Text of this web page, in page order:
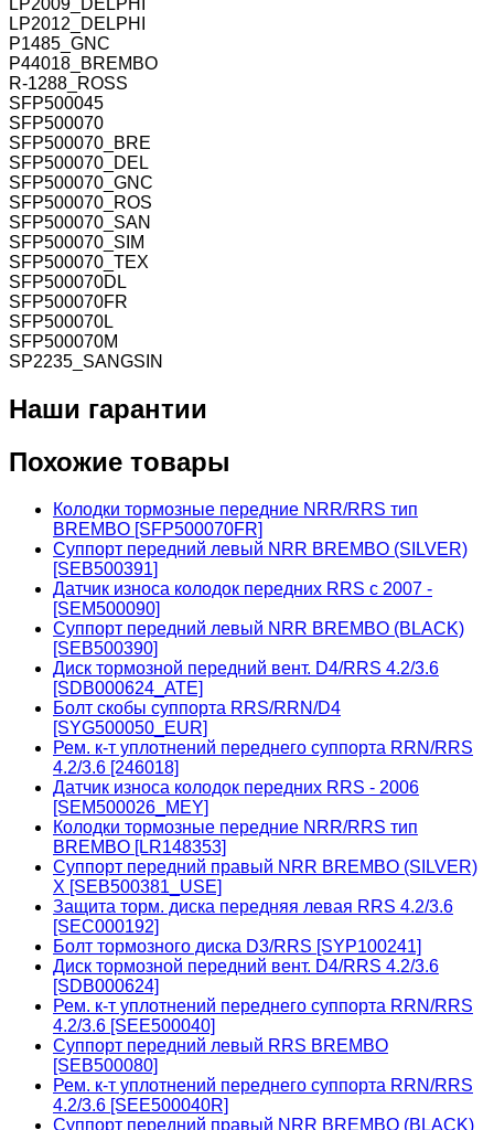
LP2009_DELPHI
LP2012_DELPHI
P1485_GNC
P44018_BREMBO
R-1288_ROSS
SFP500045
SFP500070
SFP500070_BRE
SFP500070_DEL
SFP500070_GNC
SFP500070_ROS
SFP500070_SAN
SFP500070_SIM
SFP500070_TEX
SFP500070DL
SFP500070FR
SFP500070L
SFP500070M
SP2235_SANGSIN
Наши гарантии
Похожие товары
Колодки тормозные передние NRR/RRS тип
BREMBO [SFP500070FR]
Суппорт передний левый NRR BREMBO (SILVER)
[SEB500391]
Датчик износа колодок передних RRS с 2007 -
[SEM500090]
Суппорт передний левый NRR BREMBO (BLACK)
[SEB500390]
Диск тормозной передний вент. D4/RRS 4.2/3.6
[SDB000624_ATE]
Болт скобы суппорта RRS/RRN/D4
[SYG500050_EUR]
Рем. к-т уплотнений переднего суппорта RRN/RRS
4.2/3.6 [246018]
Датчик износа колодок передних RRS - 2006
[SEM500026_MEY]
Колодки тормозные передние NRR/RRS тип
BREMBO [LR148353]
Суппорт передний правый NRR BREMBO (SILVER)
X [SEB500381_USE]
Защита торм. диска передняя левая RRS 4.2/3.6
[SEC000192]
Болт тормозного диска D3/RRS [SYP100241]
Диск тормозной передний вент. D4/RRS 4.2/3.6
[SDB000624]
Рем. к-т уплотнений переднего суппорта RRN/RRS
4.2/3.6 [SEE500040]
Суппорт передний левый RRS BREMBO
[SEB500080]
Рем. к-т уплотнений переднего суппорта RRN/RRS
4.2/3.6 [SEE500040R]
Суппорт передний правый NRR BREMBO (BLACK)